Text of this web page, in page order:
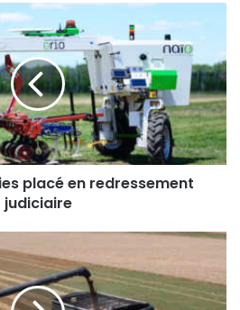
placé en redressement
judiciaire